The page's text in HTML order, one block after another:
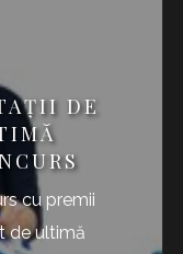
DE
cu premii
de ultimă